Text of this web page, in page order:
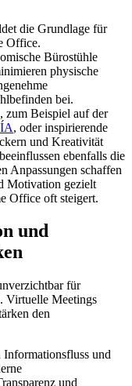
die Grundlage für
Office.
Bürostühle
physische
bei.
zum Beispiel auf der
, oder inspirierende
und Kreativität
ebenfalls die
Anpassungen schaffen
Motivation gezielt
Office oft steigert.
und
für
Virtuelle Meetings
den
und
und